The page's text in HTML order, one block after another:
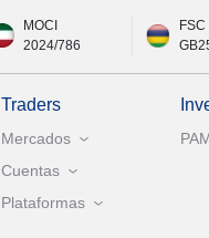
MOCI
2024/786
FSC
Traders
Mercados
Cuentas
Plataformas